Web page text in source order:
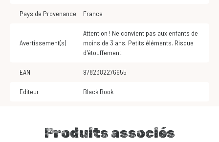
Pays de Provenance France
Avertissement(s)
Attention ! Ne convient pas aux enfants de
moins de 3 ans. Petits éléments. Risque
d'étouffement.
EAN 9782382276655
Editeur Black Book
Produits associés